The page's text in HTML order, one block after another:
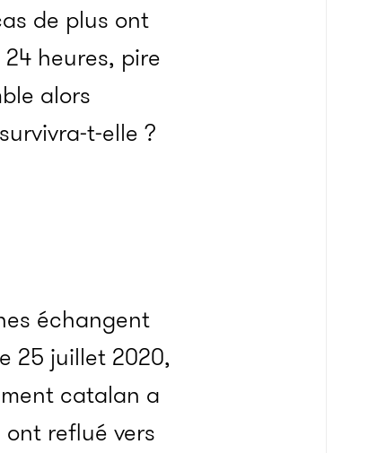
de plus ont
heures, pire
alors
t-elle ?
échangent
25 juillet 2020,
catalan a
reflué vers